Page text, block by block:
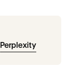
Perplexity